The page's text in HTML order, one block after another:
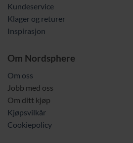
Kundeservice
Klager og returer
Inspirasjon
Om Nordsphere
Om oss
Jobb med oss
Om ditt kjøp
Kjøpsvilkår
Cookiepolicy